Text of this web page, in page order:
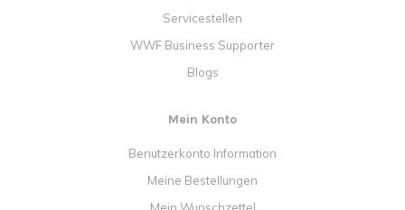
Servicestellen
WWF Business Supporter
Blogs
Mein Konto
Benutzerkonto Information
Meine Bestellungen